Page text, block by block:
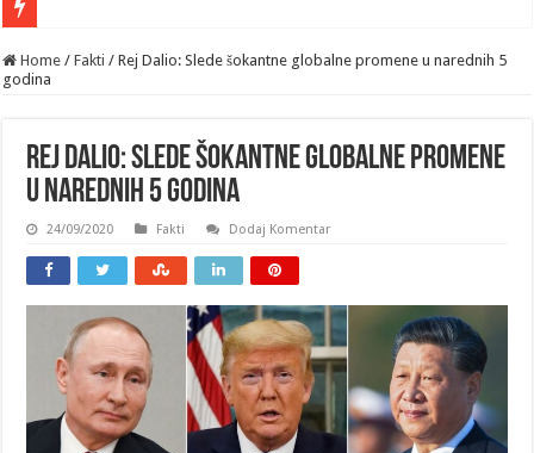
Home / Fakti / Rej Dalio: Slede šokantne globalne promene u narednih 5
godina
Rej Dalio: Slede šokantne globalne promene
u narednih 5 godina
24/09/2020 Fakti Dodaj Komentar